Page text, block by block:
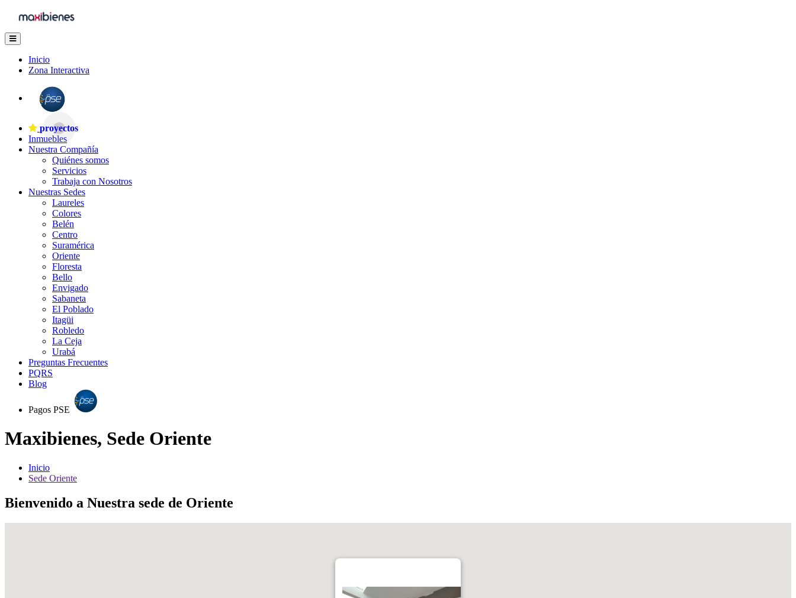
Inicio
Zona Interactiva
proyectos
Inmuebles
Nuestra Compañía
Quiénes somos
Servicios
Trabaja con Nosotros
Nuestras Sedes
Laureles
Colores
Belén
Centro
Suramérica
Oriente
Floresta
Bello
Envigado
Sabaneta
El Poblado
Itagüi
Robledo
La Ceja
Urabá
Preguntas Frecuentes
PQRS
Blog
Pagos PSE
Maxibienes, Sede Oriente
Inicio
Sede Oriente
Bienvenido a Nuestra sede de Oriente